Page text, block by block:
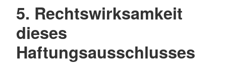
5. Rechtswirksamkeit
dieses
Haftungsausschlusses